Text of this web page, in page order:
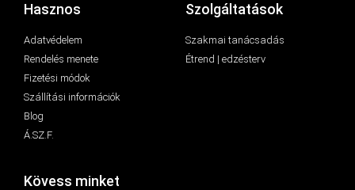
Hasznos
Adatvédelem
Rendelés menete
Fizetési módok
Szállítási információk
Blog
Á.SZ.F.
Szolgáltatások
Szakmai tanácsadás
Étrend | edzésterv
Kövess minket